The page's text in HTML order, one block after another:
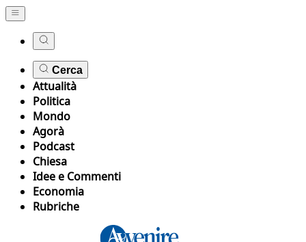
Cerca
Attualità
Politica
Mondo
Agorà
Podcast
Chiesa
Idee e Commenti
Economia
Rubriche